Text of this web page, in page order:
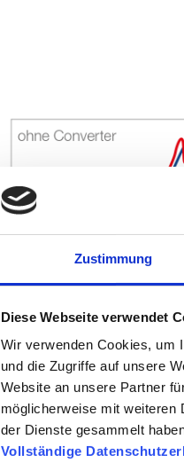
Zustimmung
Diese Webseite verwendet
Wir verwenden Cookies, um
und die Zugriffe auf unsere
Website an unsere Partner
möglicherweise mit weiteren
der Dienste gesammelt
Vollständige